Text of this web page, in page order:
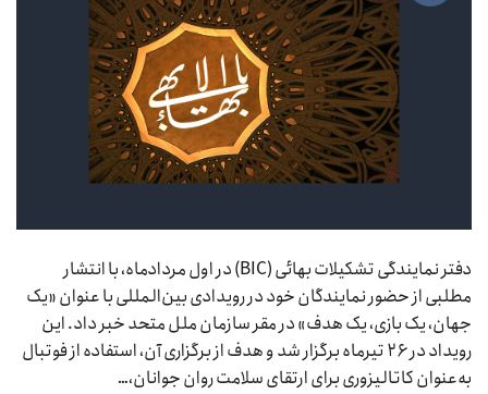
دفتر نمایندگی تشکیلات بهائی (BIC) در اول مردادماه، با انتشار
مطلبی از حضور نمایندگان خود در رویدادی بین‌المللی با عنوان «یک
جهان، یک بازی، یک هدف» در مقر سازمان ملل متحد خبر داد. این
رویداد در ۲۶ تیرماه برگزار شد و هدف از برگزاری آن، استفاده از فوتبال
به‌عنوان کاتالیزوری برای ارتقای سلامت روان جوانان،…